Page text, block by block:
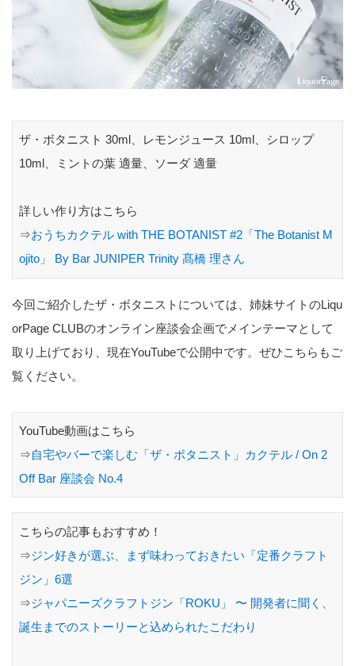
ザ・ボタニスト 30ml、レモンジュース 10ml、シロップ
10ml、ミントの葉 適量、ソーダ 適量
詳しい作り方はこちら
⇒おうちカクテル with THE BOTANIST #2「The Botanist M
ojito」 By Bar JUNIPER Trinity 髙橋 理さん
今回ご紹介したザ・ボタニストについては、姉妹サイトのLiqu
orPage CLUBのオンライン座談会企画でメインテーマとして
取り上げており、現在YouTubeで公開中です。ぜひこちらもご
覧ください。
YouTube動画はこちら
⇒自宅やバーで楽しむ「ザ・ボタニスト」カクテル / On 2
Off Bar 座談会 No.4
こちらの記事もおすすめ！
⇒ジン好きが選ぶ、まず味わっておきたい「定番クラフト
ジン」6選
⇒ジャパニーズクラフトジン「ROKU」 〜 開発者に聞く、
誕生までのストーリーと込められたこだわり